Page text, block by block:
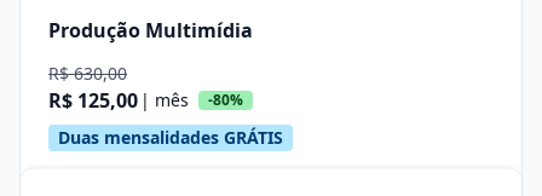
Produção Multimídia
R$ 630,00
R$ 125,00 | mês -80%
Duas mensalidades GRÁTIS